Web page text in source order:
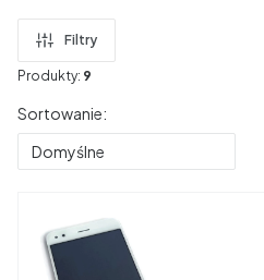
Filtry
Produkty: 9
Lista produktów
Sortowanie:
Domyślne